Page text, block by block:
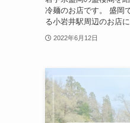
冷麺のお店です。 盛岡
る小岩井駅周辺のお店
2022年6月12日